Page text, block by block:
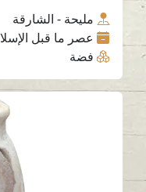
مليحة - الشارقة
عصر ما قبل الإسلام
فضة